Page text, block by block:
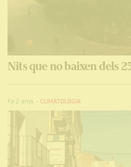
Nits que no baixen dels
Fa 2 anys - CLIMATOLOGIA